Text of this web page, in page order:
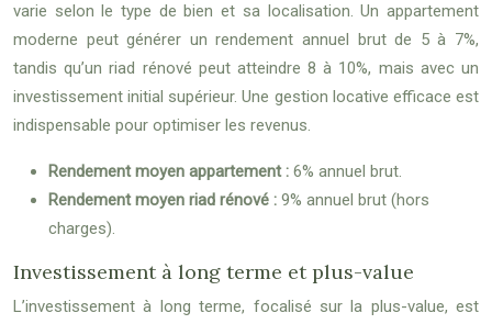
varie selon le type de bien et sa localisation. Un appartement
moderne peut générer un rendement annuel brut de 5 à 7%,
tandis qu’un riad rénové peut atteindre 8 à 10%, mais avec un
investissement initial supérieur. Une gestion locative efficace est
indispensable pour optimiser les revenus.
Rendement moyen appartement : 6% annuel brut.
Rendement moyen riad rénové : 9% annuel brut (hors
charges).
Investissement à long terme et plus-value
L’investissement à long terme, focalisé sur la plus-value, est